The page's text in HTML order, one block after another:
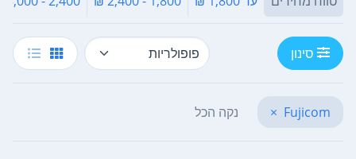
סינון
Fujicom
× נקה הכל